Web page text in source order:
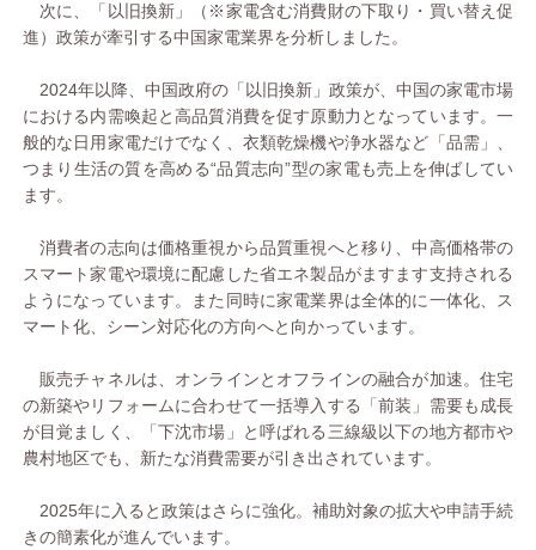
次に、「以旧換新」（※家電含む消費財の下取り・買い替え促
進）政策が牽引する中国家電業界を分析しました。
2024年以降、中国政府の「以旧換新」政策が、中国の家電市場
における内需喚起と高品質消費を促す原動力となっています。一
般的な日用家電だけでなく、衣類乾燥機や浄水器など「品需」、
つまり生活の質を高める“品質志向”型の家電も売上を伸ばしてい
ます。
消費者の志向は価格重視から品質重視へと移り、中高価格帯の
スマート家電や環境に配慮した省エネ製品がますます支持される
ようになっています。また同時に家電業界は全体的に一体化、ス
マート化、シーン対応化の方向へと向かっています。
販売チャネルは、オンラインとオフラインの融合が加速。住宅
の新築やリフォームに合わせて一括導入する「前装」需要も成長
が目覚ましく、「下沈市場」と呼ばれる三線級以下の地方都市や
農村地区でも、新たな消費需要が引き出されています。
2025年に入ると政策はさらに強化。補助対象の拡大や申請手続
きの簡素化が進んでいます。